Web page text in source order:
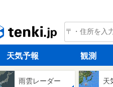
tenki.jp
天気予報 観測
雨雲レーダー 天